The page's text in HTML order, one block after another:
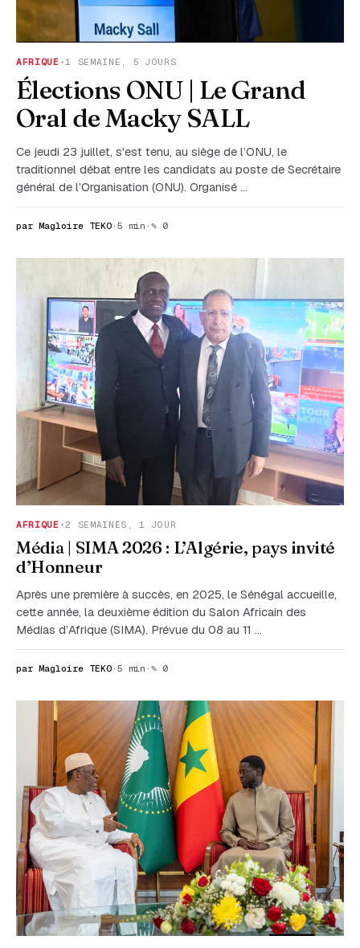
AFRIQUE · 1 SEMAINE, 5 JOURS
Élections ONU | Le Grand
Oral de Macky SALL
Ce jeudi 23 juillet, s'est tenu, au siège de l’ONU, le
traditionnel débat entre les candidats au poste de Secrétaire
général de l’Organisation (ONU). Organisé …
par Magloire TEKO · 5 min · ✎ 0
AFRIQUE · 2 SEMAINES, 1 JOUR
Média | SIMA 2026 : L’Algérie, pays invité
d’Honneur
Après une première à succès, en 2025, le Sénégal accueille,
cette année, la deuxième édition du Salon Africain des
Médias d’Afrique (SIMA). Prévue du 08 au 11 …
par Magloire TEKO · 5 min · ✎ 0